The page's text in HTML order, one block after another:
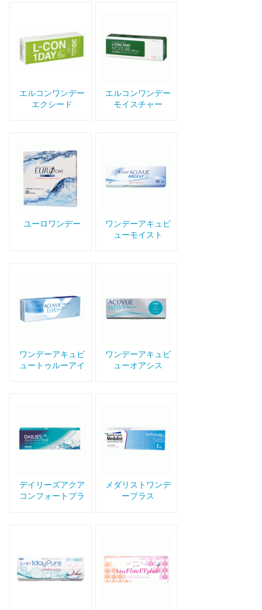
エルコンワンデー
エクシード
エルコンワンデー
モイスチャー
ユーロワンデー
ワンデーアキュビ
ューモイスト
ワンデーアキュビ
ュートゥルーアイ
ワンデーアキュビ
ューオアシス
デイリーズアクア
コンフォートプラ
メダリストワンデ
ープラス